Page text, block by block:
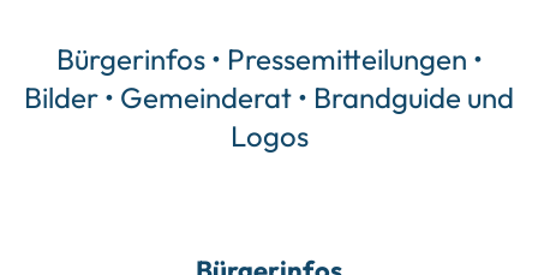
Bürgerinfos• Pressemitteilungen •
Bilder • Gemeinderat • Brandguide und
Logos